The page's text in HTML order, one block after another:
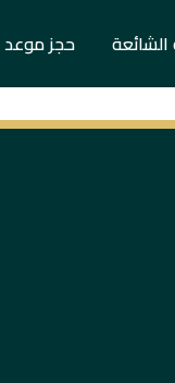
الشائعة حجز موعد